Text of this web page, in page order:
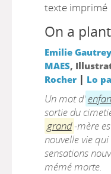
texte imprimé
On a
Emilie Gautrey
MAES,
Rocher| Lo
Un mot d'
sortie du
grand-mère
nouvelle vie
sensations
mémé morte.